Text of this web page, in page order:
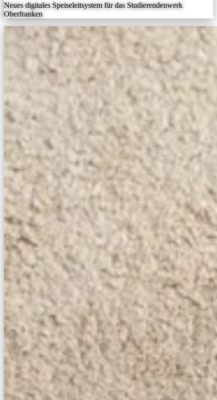
Neues digitales Speiseleitsystem für das Studierendenwerk
Oberfranken